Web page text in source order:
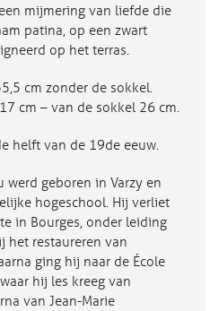
mijmering van liefde die
patina, op een zwart
op het terras.
cm zonder de sokkel.
cm – van de sokkel 26 cm.
helft van de 19de eeuw.
werd geboren in Varzy en
hogeschool. Hij verliet
in Bourges, onder leiding
het restaureren van
ging hij naar de École
hij les kreeg van
van Jean-Marie